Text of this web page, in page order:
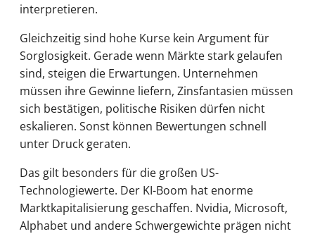
interpretieren.
Gleichzeitig sind hohe Kurse kein Argument für
Sorglosigkeit. Gerade wenn Märkte stark gelaufen
sind, steigen die Erwartungen. Unternehmen
müssen ihre Gewinne liefern, Zinsfantasien müssen
sich bestätigen, politische Risiken dürfen nicht
eskalieren. Sonst können Bewertungen schnell
unter Druck geraten.
Das gilt besonders für die großen US-
Technologiewerte. Der KI-Boom hat enorme
Marktkapitalisierung geschaffen. Nvidia, Microsoft,
Alphabet und andere Schwergewichte prägen nicht